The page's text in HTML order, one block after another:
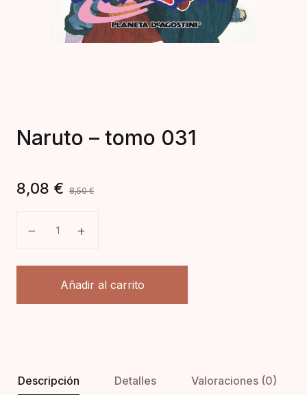
Naruto – tomo 031
8,08 € 8,50€
Añadir al carrito
Descripción Detalles Valoraciones (0)